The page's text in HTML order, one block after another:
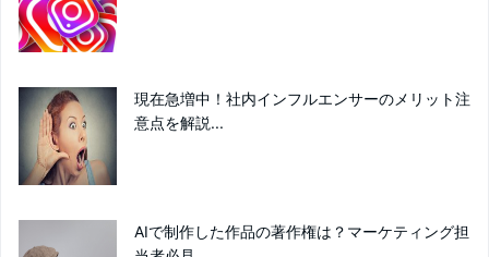
現在急増中！社内インフルエンサーのメリット注
意点を解説...
AIで制作した作品の著作権は？マーケティング担